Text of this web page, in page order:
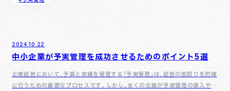
2024.10.22
中小企業が予実管理を成功させるためのポイント5選
企業経営において、予算と実績を管理する「予実管理」は、経営の舵取りを的確
に行うための重要なプロセスです。しかし、多くの企業が予実管理の導入や運